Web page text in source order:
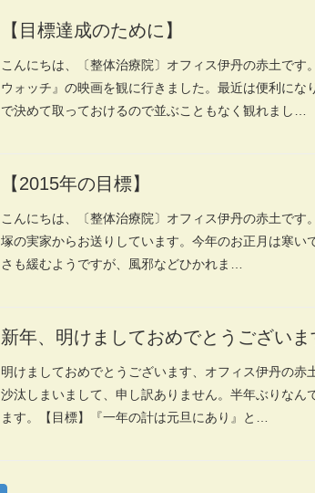
【目標達成のために】
こんにちは、〔整体治療院〕オフィス伊丹の赤土です
ウォッチ』の映画を観に行きました。最近は便利にな
で決めて取っておけるので並ぶこともなく観れまし…
【2015年の目標】
こんにちは、〔整体治療院〕オフィス伊丹の赤土です
塚の実家からお送りしています。今年のお正月は寒い
さも緩むようですが、風邪などひかれま…
新年、明けましておめでとうございま
明けましておめでとうございます、オフィス伊丹の赤
沙汰しまいまして、申し訳ありません。半年ぶりなん
ます。【目標】『一年の計は元旦にあり』と…